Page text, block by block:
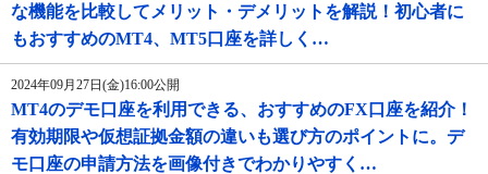
な機能を比較してメリット・デメリットを解説！初心者に
もおすすめのMT4、MT5口座を詳しく…
2024年09月27日(金)16:00公開
MT4のデモ口座を利用できる、おすすめのFX口座を紹介！
有効期限や仮想証拠金額の違いも選び方のポイントに。デ
モ口座の申請方法を画像付きでわかりやすく…